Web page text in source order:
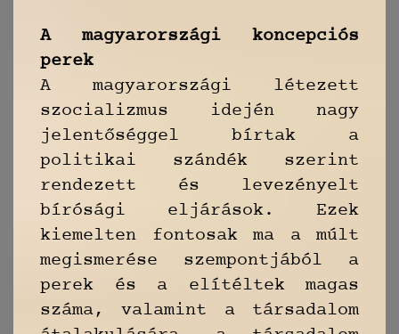
A magyarországi koncepciós
perek
A magyarországi létezett
szocializmus idején nagy
jelentőséggel bírtak a
politikai szándék szerint
rendezett és levezényelt
bírósági eljárások. Ezek
kiemelten fontosak ma a múlt
megismerése szempontjából a
perek és a elítéltek magas
száma, valamint a társadalom